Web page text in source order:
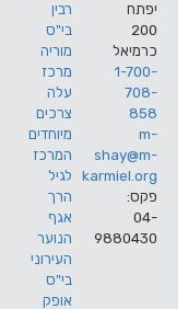
רבין
בי"ס
מוריה
מרכז
עלה
צרכים
מיוחדים
המרכז
לגיל
הרך
אגף
הנוער
נגישות
פיזיים
באתר
המרכז
הקהילתי
השלוחות
שלנו
רבין
גבעת
רם
מרכז
מגדים
התחברות
למערכת